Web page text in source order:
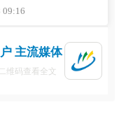
七
剧《石榴籽的...
羊小镇开...
09:16
主流媒体
维码查看全文